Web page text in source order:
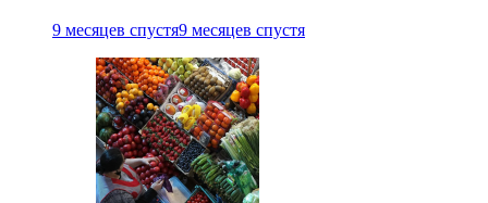
9 месяцев спустя9 месяцев спустя